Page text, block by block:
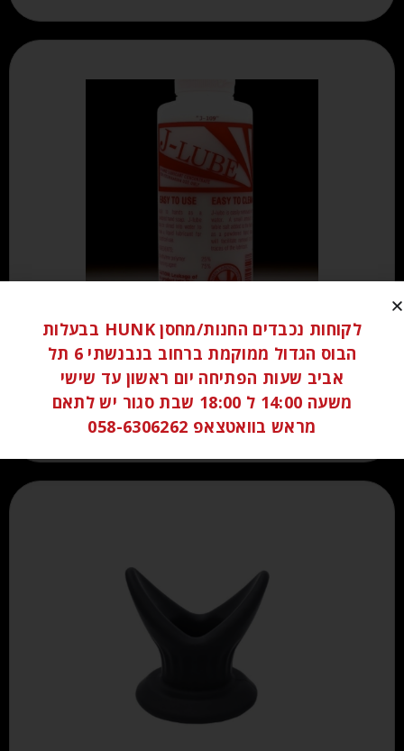
₪250.00
₪200.00
מידע נוסף
לקוחות נכבדים החנות/מחסן HUNK בבעלות
הבוס הגדול ממוקמת ברחוב בנבנשתי 6 תל
אביב שעות הפתיחה יום ראשון עד שישי
משעה 14:00 ל 18:00 שבת סגור יש לתאם
מראש בוואטצאפ 058-6306262